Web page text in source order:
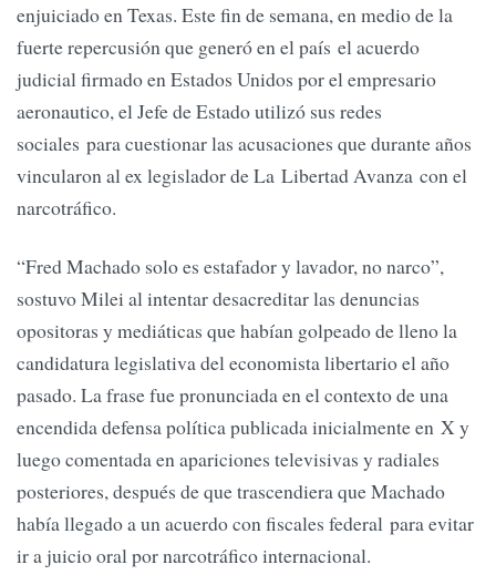
enjuiciado en Texas. Este fin de semana, en medio de la
fuerte repercusión que generó en el país el acuerdo
judicial firmado en Estados Unidos por el empresario
aeronautico, el Jefe de Estado utilizó sus redes
sociales para cuestionar las acusaciones que durante años
vincularon al ex legislador de La Libertad Avanza con el
narcotráfico.
“Fred Machado solo es estafador y lavador, no narco”,
sostuvo Milei al intentar desacreditar las denuncias
opositoras y mediáticas que habían golpeado de lleno la
candidatura legislativa del economista libertario el año
pasado. La frase fue pronunciada en el contexto de una
encendida defensa política publicada inicialmente en X y
luego comentada en apariciones televisivas y radiales
posteriores, después de que trascendiera que Machado
había llegado a un acuerdo con fiscales federal para evitar
ir a juicio oral por narcotráfico internacional.